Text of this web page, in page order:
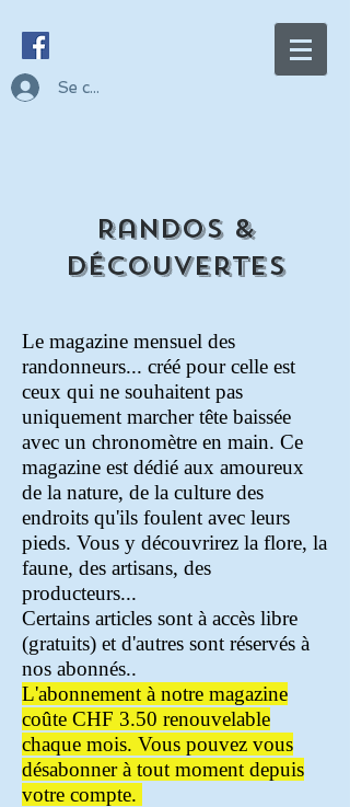
Se connecter
Randos &
Découvertes
Le magazine mensuel des
randonneurs... créé pour celle est
ceux qui ne souhaitent pas
uniquement marcher tête baissée
avec un chronomètre en main. Ce
magazine est dédié aux amoureux
de la nature, de la culture des
endroits qu'ils foulent avec leurs
pieds. Vous y découvrirez la flore, la
faune, des artisans, des
producteurs...
Certains articles sont à accès libre
(gratuits) et d'autres sont réservés à
nos abonnés..
L'abonnement à notre magazine
coûte CHF 3.50 renouvelable
chaque mois. Vous pouvez vous
désabonner à tout moment depuis
votre compte.